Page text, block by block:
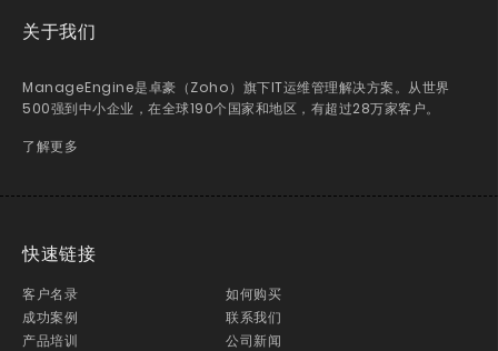
关于我们
ManageEngine是卓豪（Zoho）旗下IT运维管理解决方案。从世界
500强到中小企业，在全球190个国家和地区，有超过28万家客户。
了解更多
快速链接
客户名录
成功案例
产品培训
如何购买
联系我们
公司新闻